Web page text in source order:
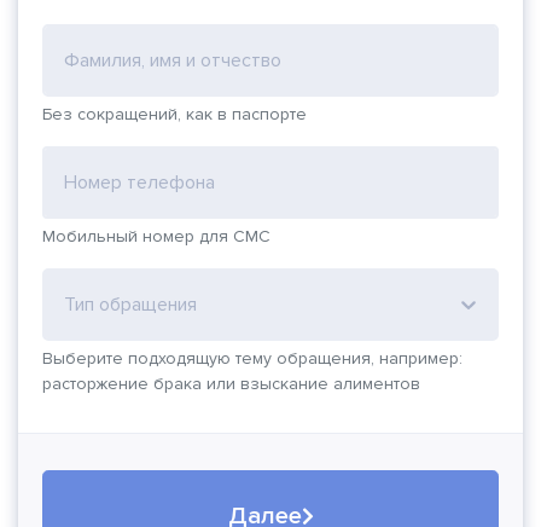
Фамилия, имя и отчество
Без сокращений, как в паспорте
Номер телефона
Мобильный номер для СМС
Тип обращения
Выберите подходящую тему обращения, например:
расторжение брака или взыскание алиментов
Далее